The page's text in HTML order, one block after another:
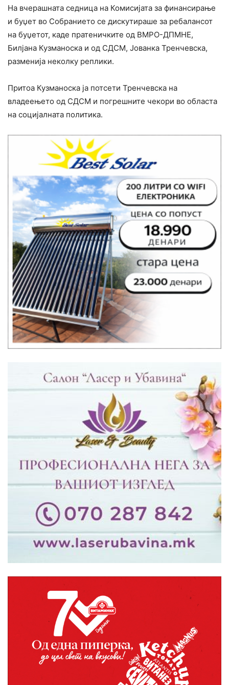
На вчерашната седница на Комисијата за финансирање
и буџет во Собранието се дискутираше за ребалансот
на буџетот, каде пратеничките од ВМРО-ДПМНЕ,
Билјана Кузманоска и од СДСМ, Јованка Тренчевска,
разменија неколку реплики.
Притоа Кузманоска ја потсети Тренчевска на
владеењето од СДСМ и погрешните чекори во областа
на социјалната политика.